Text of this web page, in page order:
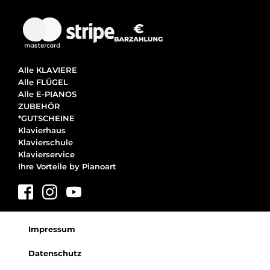
Alle KLAVIERE
Alle FLÜGEL
Alle E-PIANOS
ZUBEHÖR
*GUTSCHEINE
Klavierhaus
Klavierschule
Klavierservice
Ihre Vorteile by Pianoart
Impressum
Datenschutz